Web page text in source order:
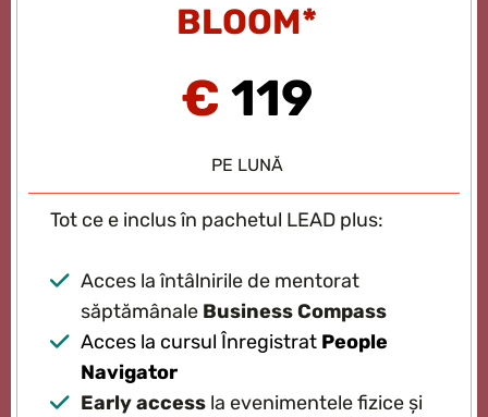
BLOOM*
€ 119
PE LUNĂ
Tot ce e inclus în pachetul LEAD plus:
Acces la întâlnirile de mentorat
săptămânale Business Compass
Acces la cursul Înregistrat People
Navigator
Early access la evenimentele fizice și